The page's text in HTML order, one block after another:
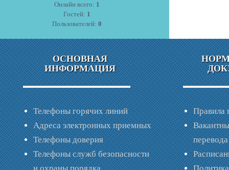
Онлайн всего: 1
Гостей: 1
Пользователей: 0
ОСНОВНАЯ
ИНФОРМАЦИЯ
Телефоны горячих линий
Адреса электронных приемных
Телефоны доверия
Телефоны служб безопасности
Правила
перевода